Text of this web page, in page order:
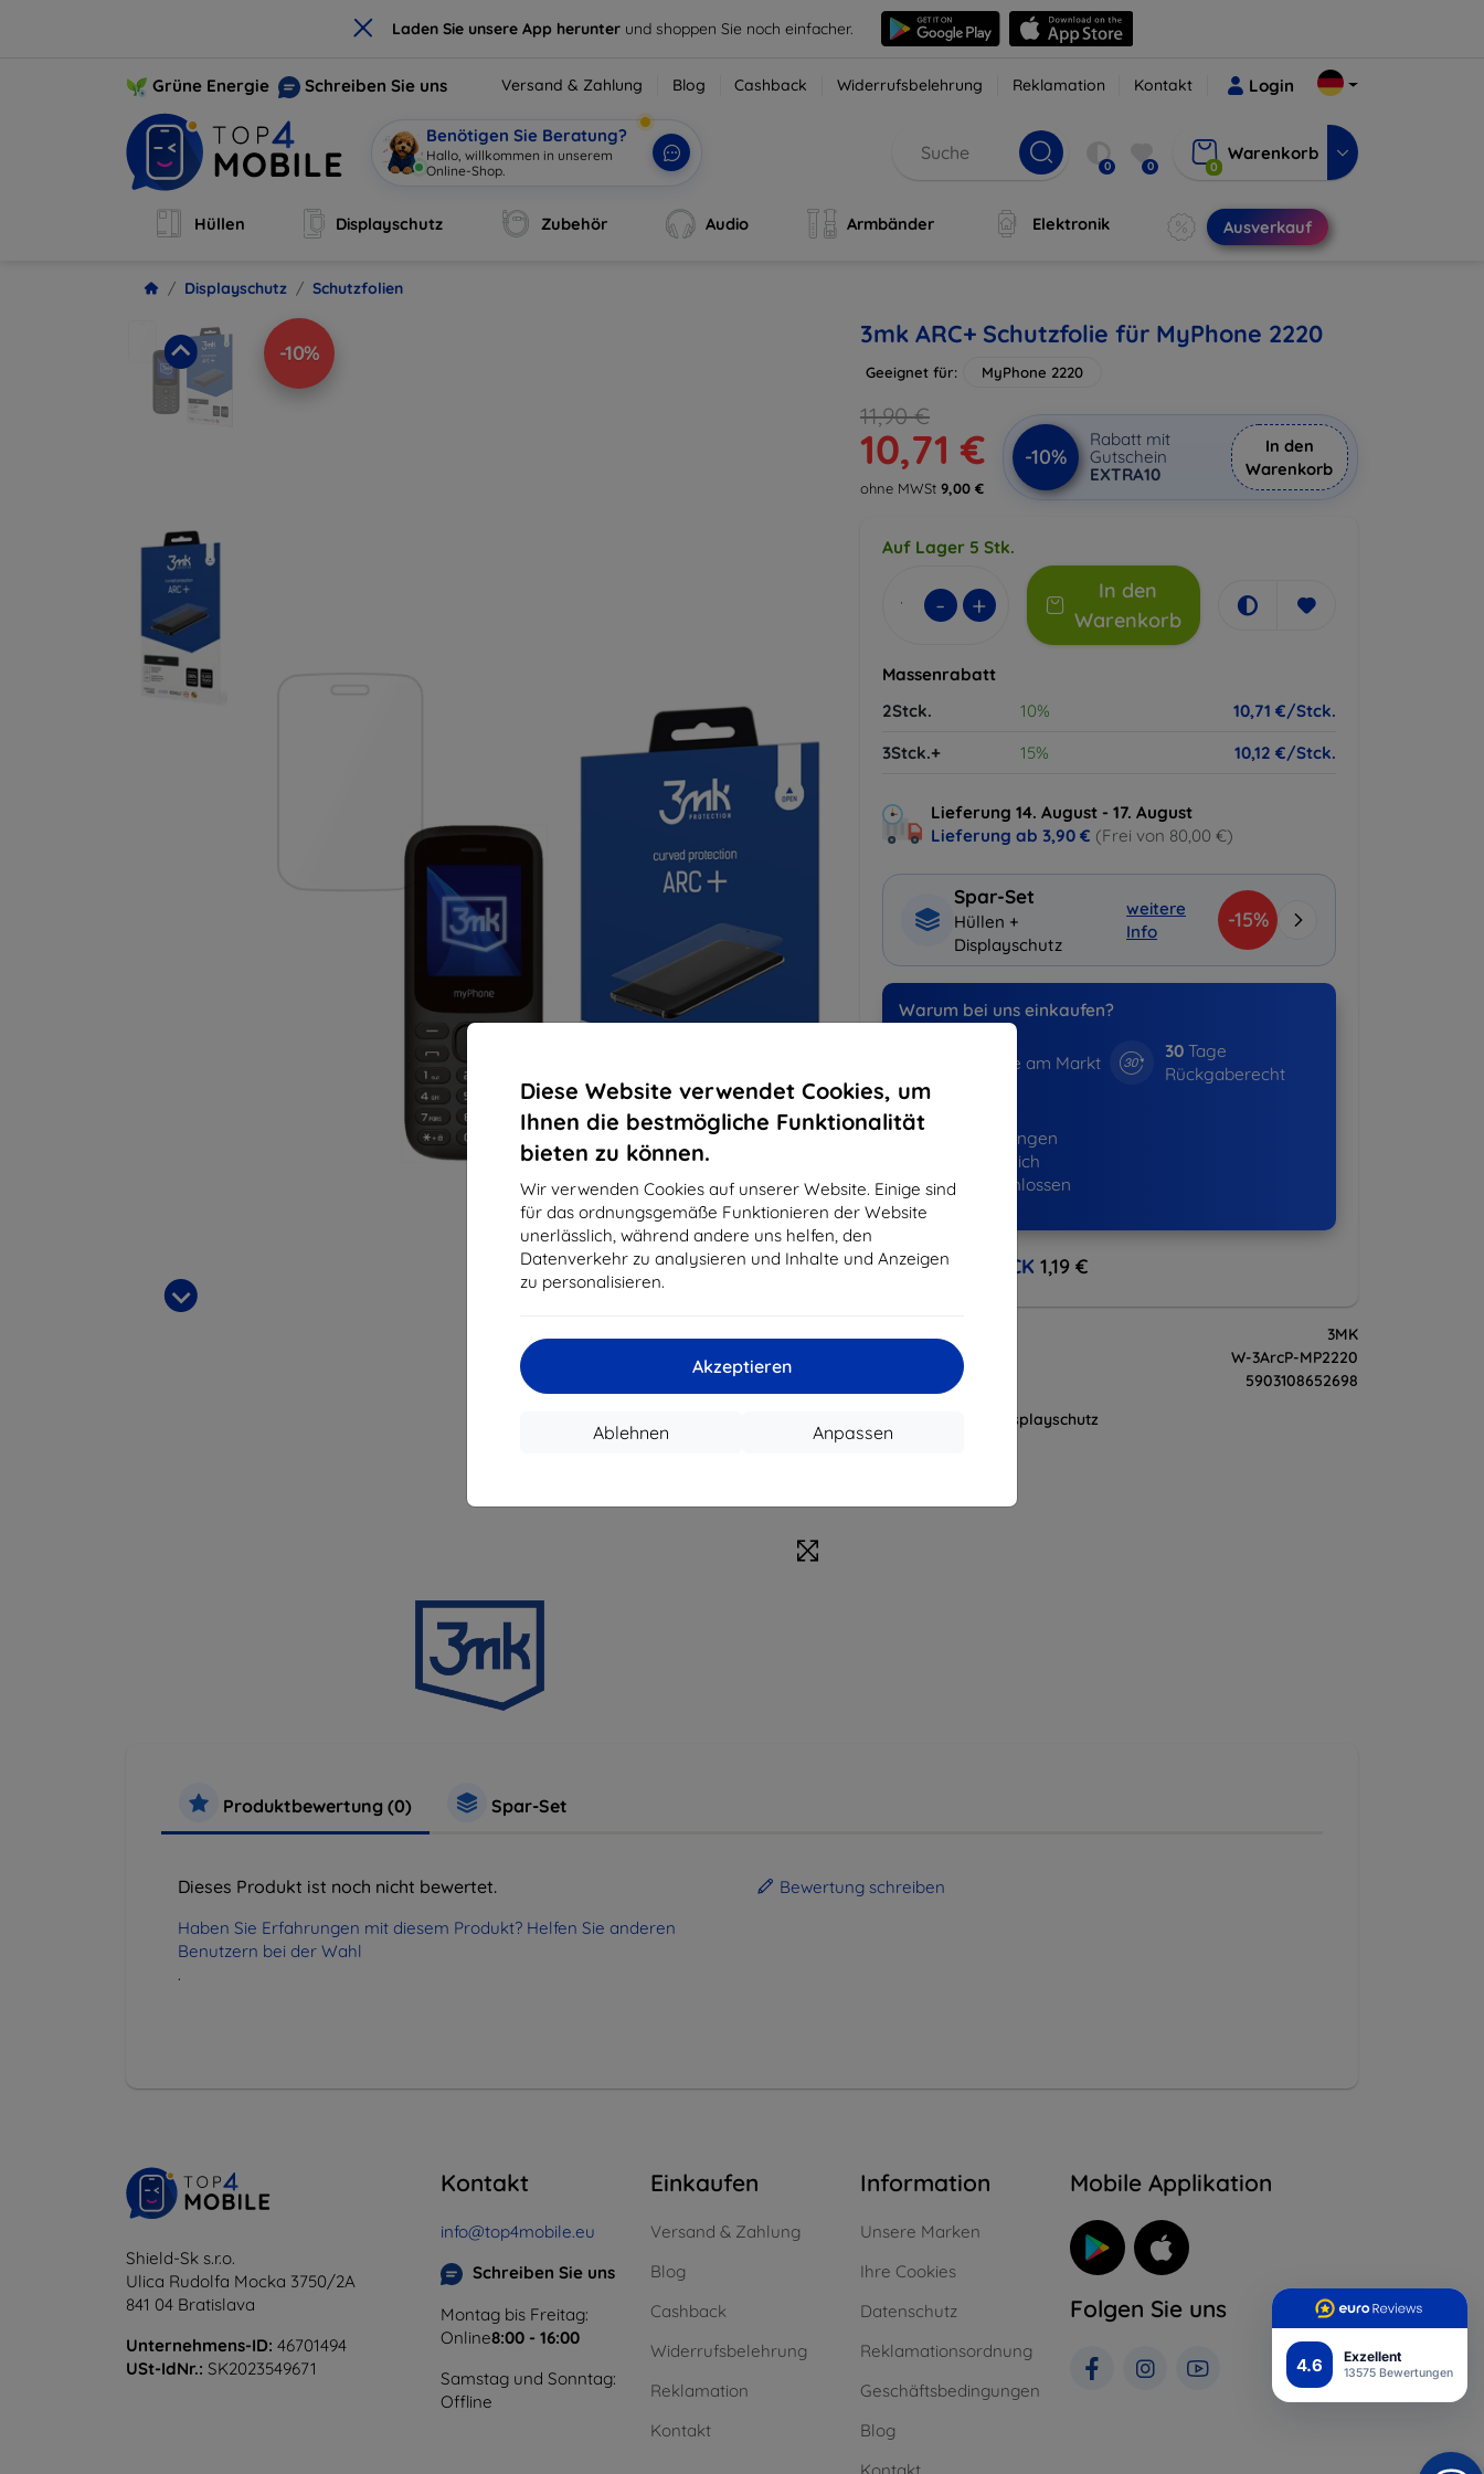
× Laden Sie unsere App herunter und shoppen Sie noch einfacher.
4.6 Exzellent
13575 Bewertungen
Diese Website verwendet Cookies, um
Ihnen die bestmögliche Funktionalität
bieten zu können.
Wir verwenden Cookies auf unserer Website. Einige sind
für das ordnungsgemäße Funktionieren der Website
unerlässlich, während andere uns helfen, den
Datenverkehr zu analysieren und Inhalte und Anzeigen
zu personalisieren.
Akzeptieren
Anpassen
Ablehnen
Grüne Energie Schreiben Sie uns Versand & Zahlung Blog Cashback Widerrufsbelehrung Reklamation Kontakt Login
Benötigen Sie Beratung?
Hallo, willkommen in unserem
Online-Shop.
0 0 0
Warenkorb
Hüllen Displayschutz Zubehör Audio Armbänder Elektronik Ausverkauf
Displayschutz Schutzfolien
-10%
3mk ARC+ Schutzfolie für MyPhone 2220
Geeignet für: MyPhone 2220
11,90 €
10,71 €
ohne MWSt 9,00 €
-10%
Rabatt mit
Gutschein
EXTRA10
In den
Warenkorb
Auf Lager 5 Stk.
- +
In den
Warenkorb
Massenrabatt
2Stck.
10%
10,71 €/Stck.
3Stck.+
15% 10,12 €/Stck.
Lieferung 14. August - 17. August
Lieferung ab 3,90 € (Frei von 80,00 €)
Spar-Set
Hüllen +
Displayschutz
weitere
Info
-15%
Warum bei uns einkaufen?
Jahre am Markt
30Tage
Rückgaberecht
Bestellungen
erfolgreich
abgeschlossen
CASHBACK 1,19 €
Hersteller
3MK
Produktnummer
W-3ArcP-MP2220
5903108652698
Displayschutz
Produktbewertung (0) Spar-Set
Dieses Produkt ist noch nicht bewertet.
Haben Sie Erfahrungen mit diesem Produkt? Helfen Sie anderen
Benutzern bei der Wahl
.
Bewertung schreiben
Shield-Sk s.r.o.
Ulica Rudolfa Mocka 3750/2A
841 04 Bratislava
Unternehmens-ID: 46701494
USt-IdNr.: SK2023549671
Kontakt
info@top4mobile.eu
Schreiben Sie uns
Montag bis Freitag:
Online8:00 - 16:00
Samstag und Sonntag:
Offline
Einkaufen
Versand & Zahlung
Blog
Cashback
Widerrufsbelehrung
Reklamation
Kontakt
Information
Unsere Marken
Ihre Cookies
Datenschutz
Reklamationsordnung
Geschäftsbedingungen
Blog
Mobile Applikation
Folgen Sie uns